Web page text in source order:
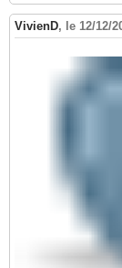
VivienD, le 12/12/